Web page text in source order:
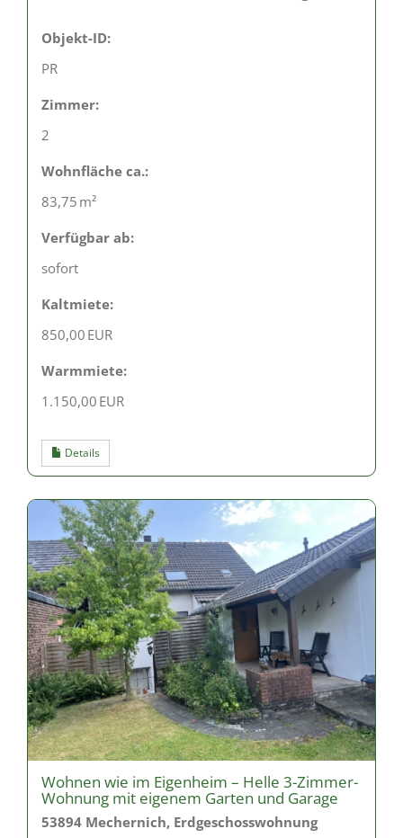
Objekt-ID:
PR
Zimmer:
2
Wohnfläche ca.:
83,75 m²
Verfügbar ab:
sofort
Kaltmiete:
850,00 EUR
Warmmiete:
1.150,00 EUR
Details
Wohnen wie im Eigenheim – Helle 3-Zimmer-
Wohnung mit eigenem Garten und Garage
53894 Mechernich, Erdgeschosswohnung